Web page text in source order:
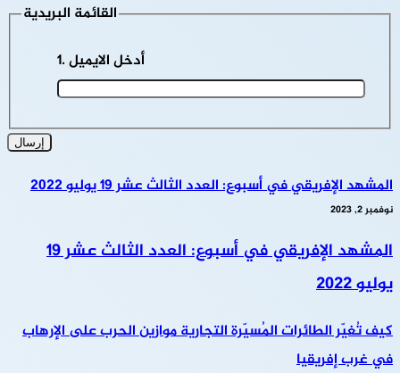
القائمة البريدية
المشهد الإفريقي في أسبوع: العدد الثالث عشر 19 يوليو 2022
نوفمبر 2, 2023
المشهد الإفريقي في أسبوع: العدد الثالث عشر 19
يوليو 2022
كيف تُغيّر الطائرات المُسيّرة التجارية موازين الحرب على الإرهاب
في غرب إفريقيا